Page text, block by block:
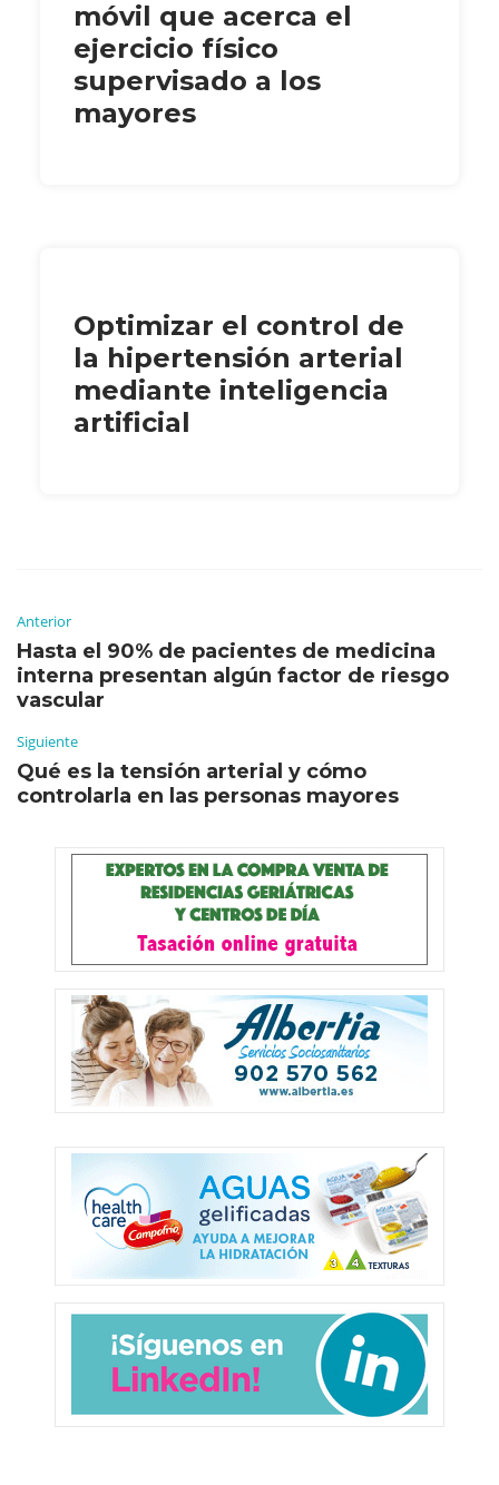
móvil que acerca el
ejercicio físico
supervisado a los
mayores
Optimizar el control de
la hipertensión arterial
mediante inteligencia
artificial
Anterior
Hasta el 90% de pacientes de medicina
interna presentan algún factor de riesgo
vascular
Siguiente
Qué es la tensión arterial y cómo
controlarla en las personas mayores